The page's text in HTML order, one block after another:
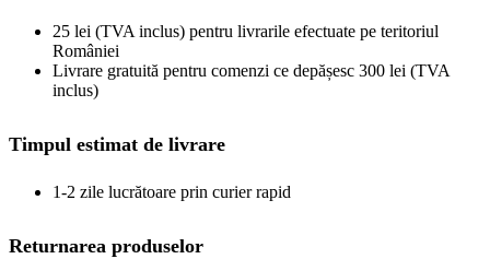
25 lei (TVA inclus) pentru livrarile efectuate pe teritoriul
României
Livrare gratuită pentru comenzi ce depășesc 300 lei (TVA
inclus)
Timpul estimat de livrare
1-2 zile lucrătoare prin curier rapid
Returnarea produselor